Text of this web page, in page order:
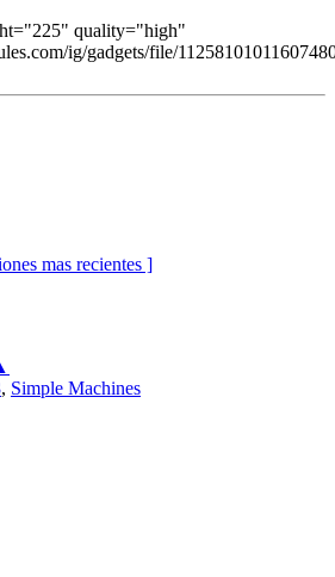
quality="high"
ig/gadgets/file/
mas recientes ]
, Simple Machines